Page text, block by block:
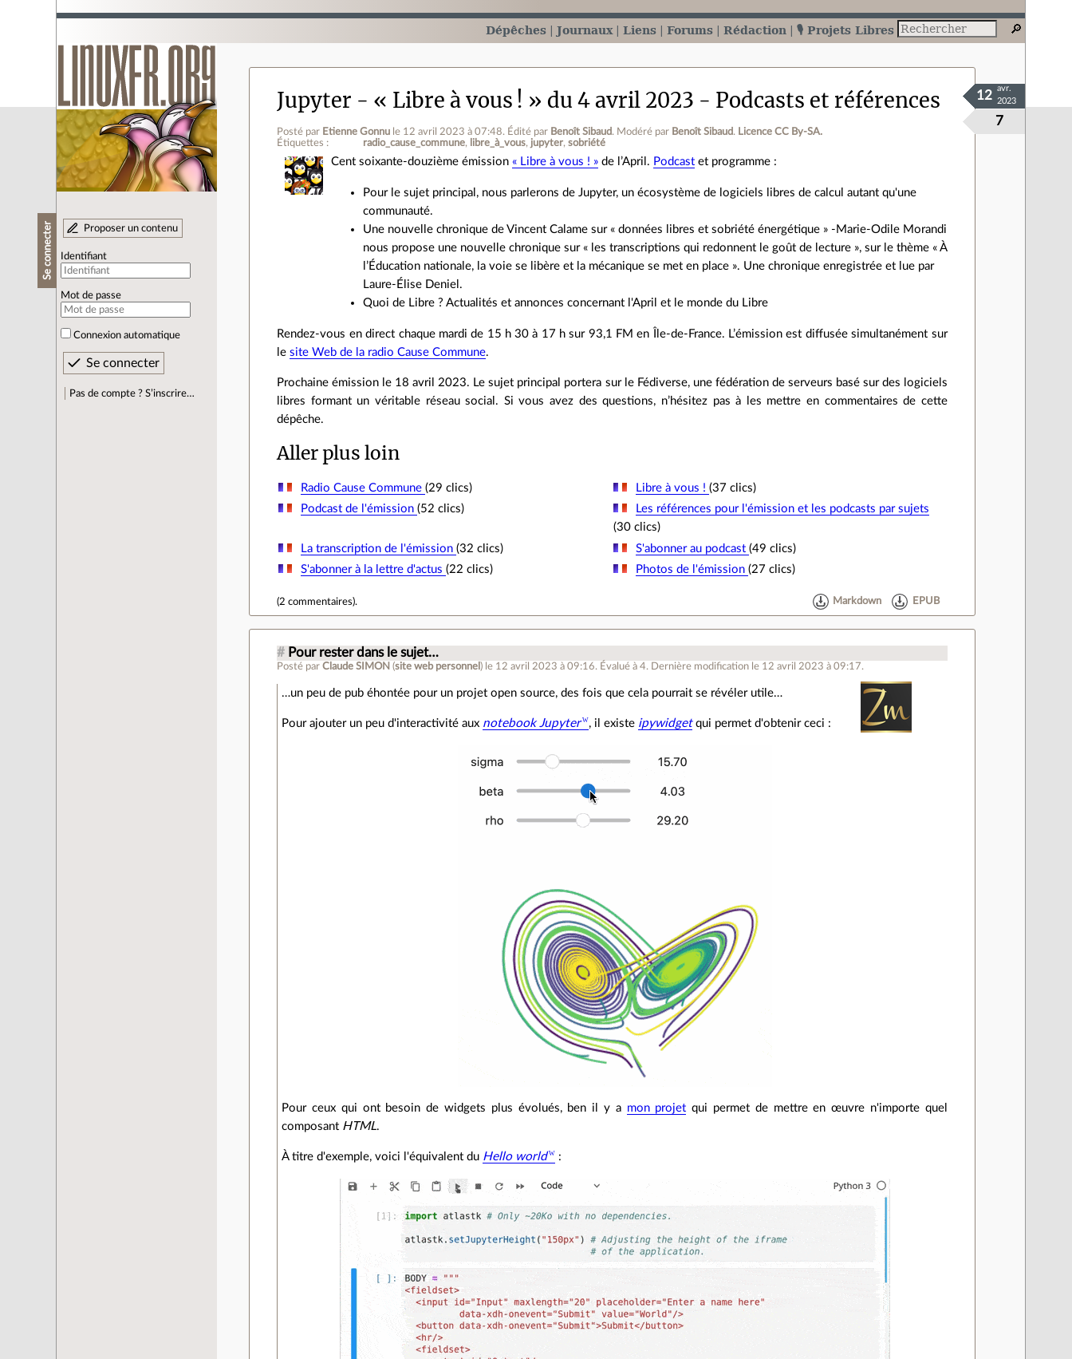
Dépêches Journaux Liens Forums Rédaction 🎙️ Projets Libres
Se connecter Proposer un contenu
Identifiant
Mot de passe
Connexion automatique
Pas de compte ? S’inscrire…
Jupyter - « Libre à vous ! » du 4 avril 2023 - Podcasts et références
Posté par Etienne Gonnu le 12 avril 2023 à 07:48. Édité par Benoît Sibaud. Modéré par Benoît Sibaud. Licence CC By‑SA.
Étiquettes :
radio_cause_commune libre_à_vous jupyter sobriété
7
12
avr.
2023
Cent soixante-douzième émission « Libre à vous ! » de l’April. Podcast et programme :
Pour le sujet principal, nous parlerons de Jupyter, un écosystème de logiciels libres de calcul autant qu'une
communauté.
Une nouvelle chronique de Vincent Calame sur « données libres et sobriété énergétique » -Marie-Odile Morandi
nous propose une nouvelle chronique sur « les transcriptions qui redonnent le goût de lecture », sur le thème « À
l’Éducation nationale, la voie se libère et la mécanique se met en place ». Une chronique enregistrée et lue par
Laure-Élise Deniel.
Quoi de Libre ? Actualités et annonces concernant l'April et le monde du Libre
Rendez‐vous en direct chaque mardi de 15 h 30 à 17 h sur 93,1 FM en Île‐de‐France. L’émission est diffusée simultanément sur
lesite Web de la radio Cause Commune.
Prochaine émission le 18 avril 2023. Le sujet principal portera sur le Fédiverse, une fédération de serveurs basé sur des logiciels
libres formant un véritable réseau social. Si vous avez des questions, n’hésitez pas à les mettre en commentaires de cette
dépêche.
Aller plus loin
Radio Cause Commune (29 clics) Libre à vous !(37 clics)
Podcast de l'émission (52 clics)
Les références pour l'émission et les podcasts par sujets
(30 clics)
La transcription de l'émission (32 clics) S'abonner au podcast(49 clics)
S'abonner à la lettre d'actus (22 clics) Photos de l'émission(27 clics)
(2 commentaires). Markdown EPUB
# Pour rester dans le sujet…
Posté parClaude SIMON (site web personnel ) le 12 avril 2023 à 09:16. Évalué à4. Dernière modification le 12 avril 2023 à 09:17.
…un peu de pub éhontée pour un projet open source, des fois que cela pourrait se révéler utile…
Pour ajouter un peu d'interactivité aux notebook Jupyter , il existe ipywidgetqui permet d'obtenir ceci :
Pour ceux qui ont besoin de widgets plus évolués, ben il y a mon projet qui permet de mettre en œuvre n'importe quel
composant HTML.
À titre d'exemple, voici l'équivalent du Hello world :